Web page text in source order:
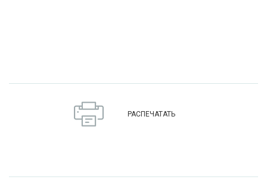
РАСПЕЧАТАТЬ